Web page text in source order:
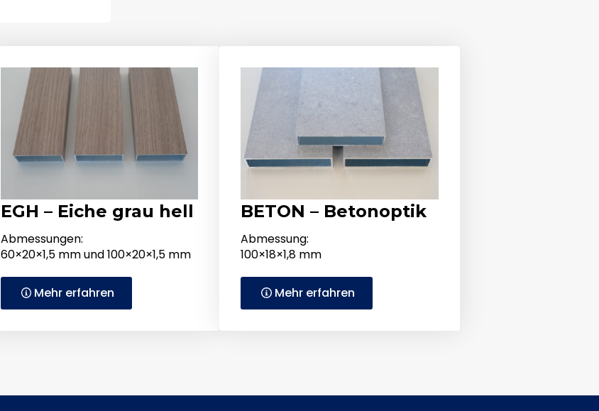
EGH – Eiche grau hell
Abmessungen:
60×20×1,5 mm und 100×20×1,5 mm
Mehr erfahren
BETON – Betonoptik
Abmessung:
100×18×1,8 mm
Mehr erfahren